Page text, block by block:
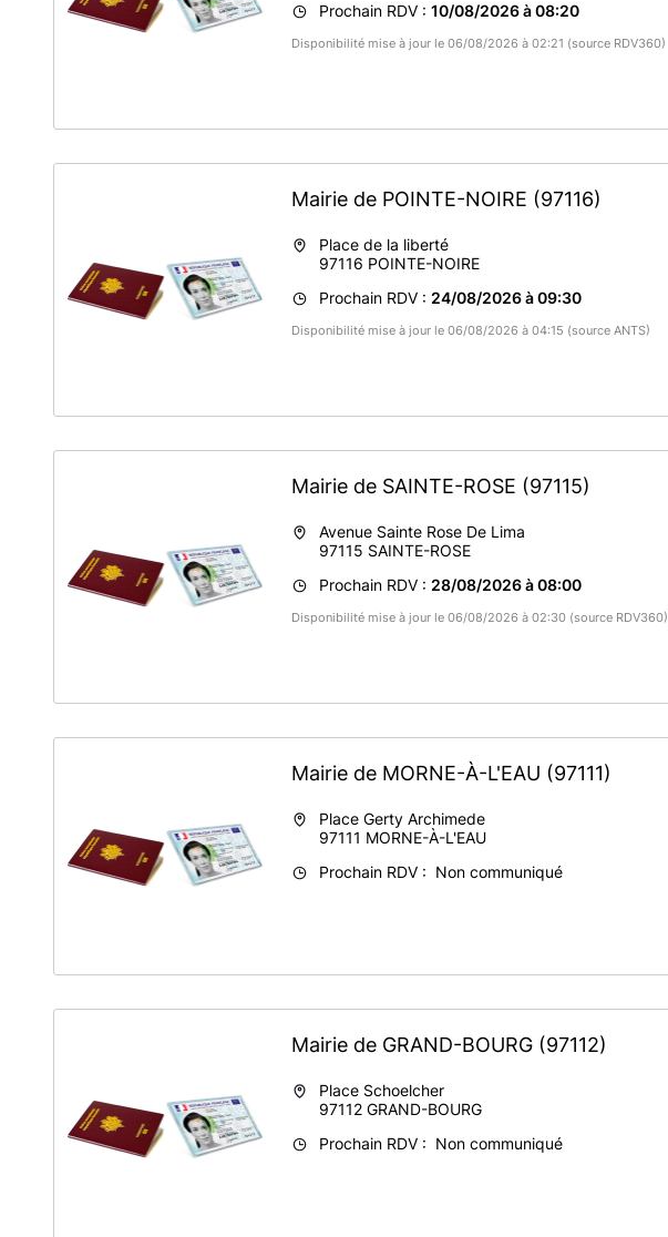
Prochain RDV : 10/08/2026 à 08:20
Disponibilité mise à jour le 06/08/2026 à 02:21 (source RDV360)
Mairie de POINTE-NOIRE (97116)
Place de la liberté
97116 POINTE-NOIRE
Prochain RDV : 24/08/2026 à 09:30
Disponibilité mise à jour le 06/08/2026 à 04:15 (source ANTS)
Mairie de SAINTE-ROSE (97115)
Avenue Sainte Rose De Lima
97115 SAINTE-ROSE
Prochain RDV : 28/08/2026 à 08:00
Disponibilité mise à jour le 06/08/2026 à 02:30 (source RDV360)
Mairie de MORNE-À-L'EAU (97111)
Place Gerty Archimede
97111 MORNE-À-L'EAU
Prochain RDV : Non communiqué
Mairie de GRAND-BOURG (97112)
Place Schoelcher
97112 GRAND-BOURG
Prochain RDV : Non communiqué